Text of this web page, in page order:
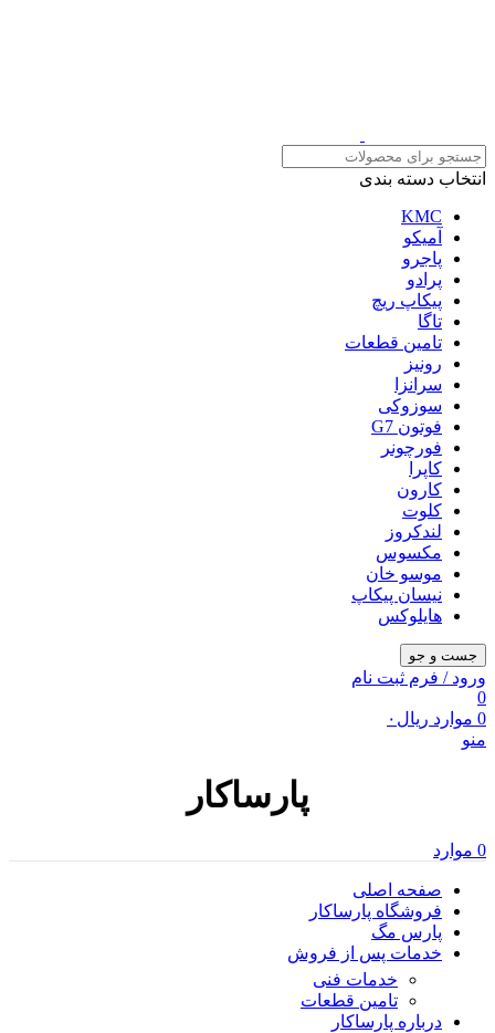
انتخاب دسته بندی
KMC
آمیکو
پاجرو
پرادو
پیکاپ ریچ
تاگا
تامین قطعات
رونیز
سرانزا
سوزوکی
فوتون G7
فورچونر
کاپرا
کارون
کلوت
لندکروز
مکسوس
موسو خان
نیسان پیکاپ
هایلوکس
جست و جو
ورود / فرم ثبت نام
0
0 موارد ریال ۰
منو
پارساکار
0 موارد
صفحه اصلی
فروشگاه پارساکار
پارس مگ
خدمات پس از فروش
خدمات فنی
تامین قطعات
درباره پارساکار